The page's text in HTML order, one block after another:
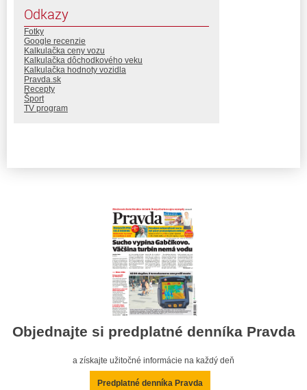
Odkazy
Fotky
Google recenzie
Kalkulačka ceny vozu
Kalkulačka dôchodkového veku
Kalkulačka hodnoty vozidla
Pravda.sk
Recepty
Šport
TV program
Objednajte si predplatné denníka Pravda
a získajte užitočné informácie na každý deň
Predplatné denníka Pravda